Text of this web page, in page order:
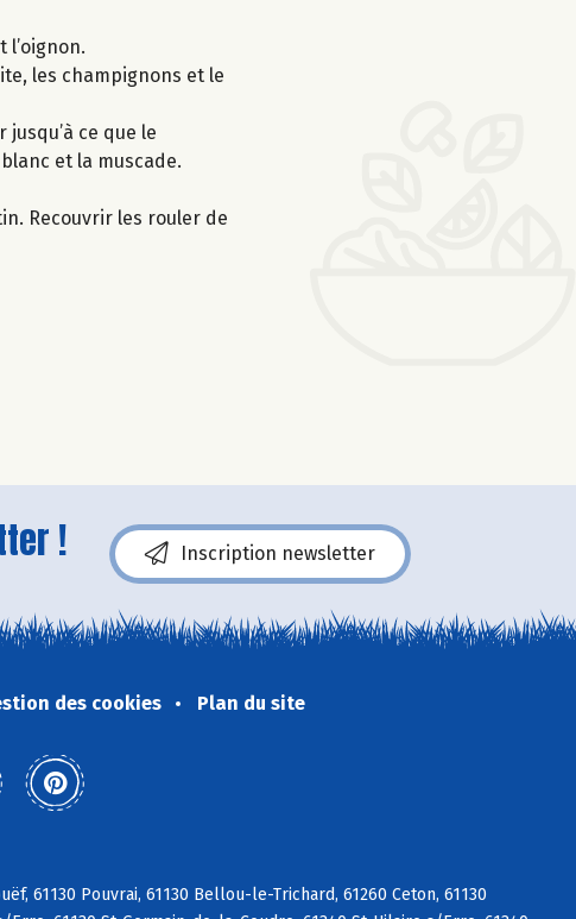
les champignons et le
ce que le
et la muscade.
Recouvrir les rouler de
! Inscription newsletter
des cookies Plan du site
61130 Pouvrai, 61130 Bellou-le-Trichard, 61260 Ceton, 61130